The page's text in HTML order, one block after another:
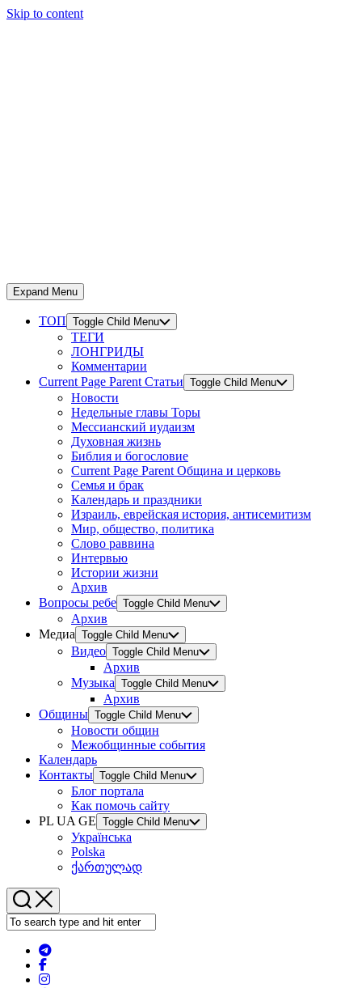
Skip to content
Expand Menu
ТОП Toggle Child Menu
ТЕГИ
ЛОНГРИДЫ
Комментарии
Current Page Parent Статьи Toggle Child Menu
Новости
Недельные главы Торы
Мессианский иудаизм
Духовная жизнь
Библия и богословие
Current Page Parent Община и церковь
Семья и брак
Календарь и праздники
Израиль, еврейская история, антисемитизм
Мир, общество, политика
Слово раввина
Интервью
Истории жизни
Архив
Вопросы ребе Toggle Child Menu
Архив
Медиа Toggle Child Menu
Видео Toggle Child Menu
Архив
Музыка Toggle Child Menu
Архив
Общины Toggle Child Menu
Новости общин
Межобщинные события
Календарь
Контакты Toggle Child Menu
Блог портала
Как помочь сайту
PL UA GE Toggle Child Menu
Українська
Polska
ქართულად